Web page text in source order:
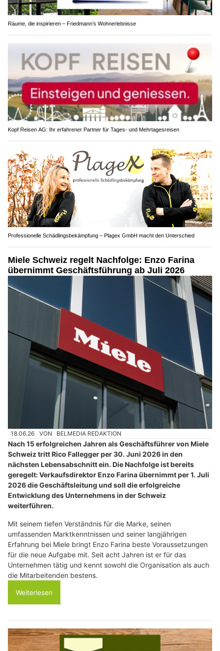
Räume, die inspirieren – Friedmann’s Wohnerlebnisse
Kopf Reisen AG: Ihr erfahrener Partner für Tages- und Mehrtagesreisen
Professionelle Schädlingsbekämpfung – Plagex GmbH macht den Unterschied
Miele Schweiz regelt Nachfolge: Enzo Farina
übernimmt Geschäftsführung ab Juli 2026
18.06.26 VON BELMEDIA REDAKTION
Nach 15 erfolgreichen Jahren als Geschäftsführer von Miele
Schweiz tritt Rico Fallegger per 30. Juni 2026 in den
nächsten Lebensabschnitt ein. Die Nachfolge ist bereits
geregelt: Verkaufsdirektor Enzo Farina übernimmt per 1. Juli
2026 die Geschäftsleitung und soll die erfolgreiche
Entwicklung des Unternehmens in der Schweiz
weiterführen.
Mit seinem tiefen Verständnis für die Marke, seinen
umfassenden Marktkenntnissen und seiner langjährigen
Erfahrung bei Miele bringt Enzo Farina beste Voraussetzungen
für die neue Aufgabe mit. Seit acht Jahren ist er für das
Unternehmen tätig und kennt sowohl die Organisation als auch
die Mitarbeitenden bestens.
Weiterlesen